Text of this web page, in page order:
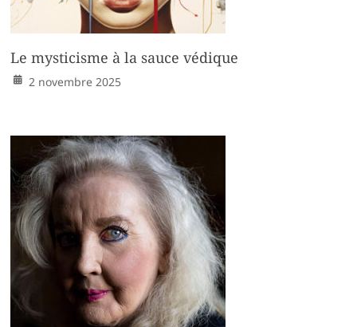
Le mysticisme à la sauce védique
2 novembre 2025